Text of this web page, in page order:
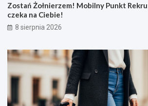
Zostań Żołnierzem! Mobilny Punkt
czeka na Ciebie!
8 sierpnia 2026